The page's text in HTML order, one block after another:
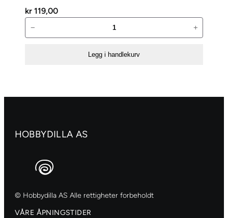
kr 119,00
Art
antall
− +
Legg i handlekurv
HOBBYDILLA AS
© Hobbydilla AS Alle rettigheter forbeholdt
VÅRE ÅPNINGSTIDER